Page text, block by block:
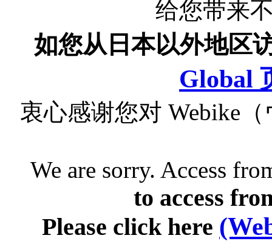
给您带来
如您从日本以外地区
Global
衷心感谢您对 Webike
We are sorry. Access
to access
Please click here